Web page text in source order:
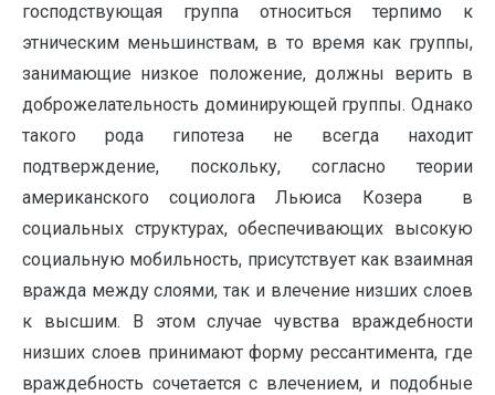
господствующая группа относиться терпимо к
этническим меньшинствам, в то время как группы,
занимающие низкое положение, должны верить в
доброжелательность доминирующей группы. Однако
такого рода гипотеза не всегда находит
подтверждение, поскольку, согласно теории
американского социолога Льюиса Козера в
социальных структурах, обеспечивающих высокую
социальную мобильность, присутствует как взаимная
вражда между слоями, так и влечение низших слоев
к высшим. В этом случае чувства враждебности
низших слоев принимают форму рессантимента, где
враждебность сочетается с влечением, и подобные